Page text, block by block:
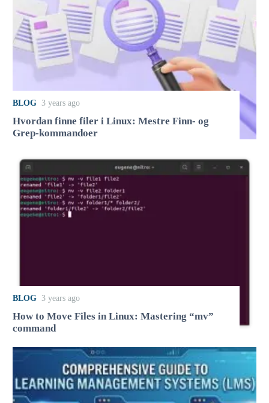
BLOG 3 years ago
Hvordan finne filer i Linux: Mestre Finn- og
Grep-kommandoer
BLOG 3 years ago
How to Move Files in Linux: Mastering “mv”
command